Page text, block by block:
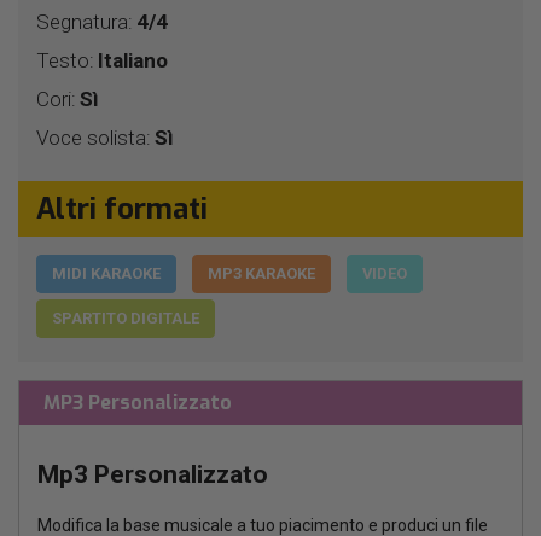
Segnatura: 4/4
Testo: Italiano
Cori: Sì
Voce solista: Sì
Altri formati
MIDI KARAOKE MP3 KARAOKE VIDEO
SPARTITO DIGITALE
MP3 Personalizzato
Mp3 Personalizzato
Modifica la base musicale a tuo piacimento e produci un file